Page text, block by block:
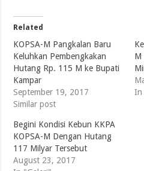
Related
KOPSA-M Pangkalan Baru
Keluhkan Pembengkakan
Hutang Rp. 115 M ke Bupati
Kampar
September 19, 2017
Similar post
M
In
Begini Kondisi Kebun KKPA
KOPSA-M Dengan Hutang
117 Milyar Tersebut
August 23, 2017